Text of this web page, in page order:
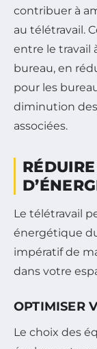
contribuer à
au télétravail.
entre le travail
bureau, en
pour les
diminution
associées.
Le télétravail
énergétique
impératif de
dans votre
OPTIMISER
Le choix des